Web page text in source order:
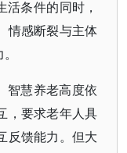
活条件的同时，
情感断裂与主体
智慧养老高度依
，要求老年人具
反馈能力。但大